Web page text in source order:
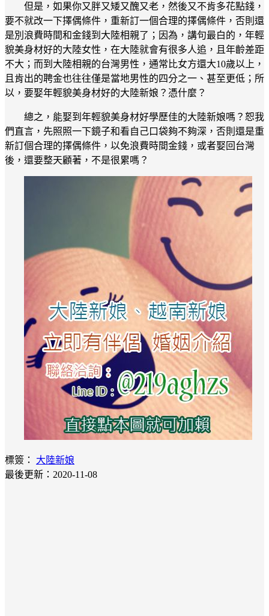
但是，如果你又胖又矮又醜又老，然後又不肯多花點錢，
要不就改一下擇偶條件，重新訂一個合理的擇偶條件，否則還
是別浪費時間和金錢到大陸相親了；因為，講句最白的，年輕
貌美身材好的大陸女性，在大陸就會有很多人追，且年齡差距
不大；而到大陸相親的台灣男性，通常比女方還大10歲以上，
且肯出的聘金也往往僅是當地男性的四分之一、甚至更低；所
以，要娶年輕貌美身材好的大陸新娘？憑什麼？
總之，能娶到年輕貌美身材好學歷佳的大陸新娘嗎？恕我
們直言，先照照一下鏡子和看自己口袋夠不夠深，否則還是重
新訂個合理的擇偶條件，以免浪費時間金錢，或者娶回台灣
後，還要整天顧著，不是很累嗎？
標簽：
大陸新娘
最後更新：2020-11-08